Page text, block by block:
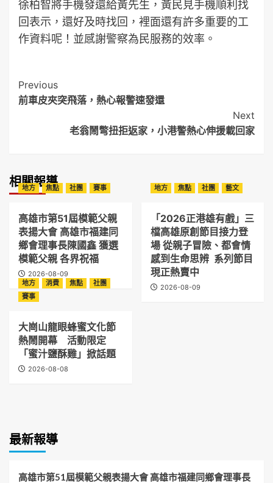
徐柏智將手機發還給黃先生，黃民見手機順利找
回表示，還好及時找回，裡面還有許多重要的工
作資料呢！並感謝警察為民服務的效率。
Post
Navigation
Previous
前車皮夾突飛落，熱心報警速發還
Next
老翁鬧彆扭拒返家，小港警熱心伸援載回家
相關報導
地方 焦點 社團 賽事
高雄市第51屆模範父親
表揚大會 高雄市福建同
鄉會理事長陳國鑫 獲選
模範父親 各界祝福
2026-08-09
地方 焦點 社團 藝文
「2026正港雄有戲」三
檔高雄原創節目接力登
場 從親子冒險、都會情
感到生命思辨 系列節目
現正熱賣中
2026-08-09
地方 消費 焦點
社團
賽事
大崗山龍眼蜂蜜文化節
熱鬧開幕 活動限定
「蜜汁鹽酥雞」掀話題
2026-08-08
最新報導
高雄市第51屆模範父親表揚大會 高雄市福建同鄉會理事長